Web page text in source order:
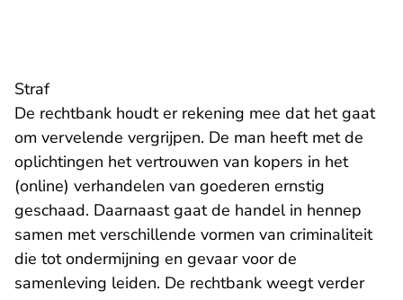
Straf
De rechtbank houdt er rekening mee dat het gaat
om vervelende vergrijpen. De man heeft met de
oplichtingen het vertrouwen van kopers in het
(online) verhandelen van goederen ernstig
geschaad. Daarnaast gaat de handel in hennep
samen met verschillende vormen van criminaliteit
die tot ondermijning en gevaar voor de
samenleving leiden. De rechtbank weegt verder